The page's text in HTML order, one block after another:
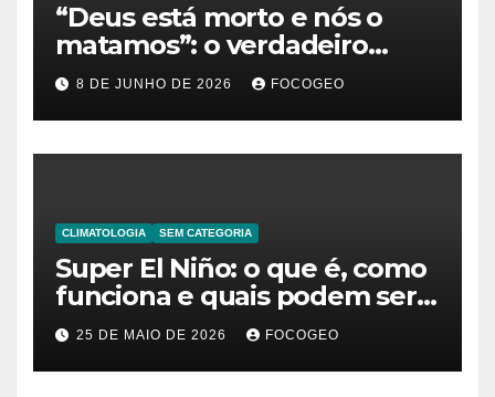
“Deus está morto e nós o
matamos”: o verdadeiro
significado da frase de
Friedrich Nietzsche
8 DE JUNHO DE 2026 FOCOGEO
CLIMATOLOGIA SEM CATEGORIA
Super El Niño: o que é, como
funciona e quais podem ser
os impactos desse fenômeno
climático extremo no Brasil e
no mundo
25 DE MAIO DE 2026 FOCOGEO